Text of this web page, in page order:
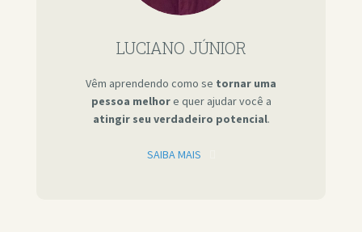
LUCIANO JÚNIOR
Vêm aprendendo como se tornar uma
pessoa melhore quer ajudar você a
atingir seu verdadeiro potencial.
SAIBA MAIS